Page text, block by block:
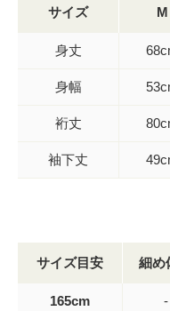
サイズ M
身丈
身幅
裄丈
袖下丈
サイズ目安 細め
165cm -